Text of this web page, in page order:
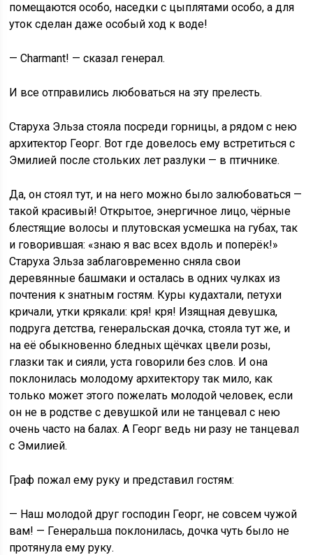
помещаются особо, наседки с цыплятами особо, а для
уток сделан даже особый ход к воде!
— Charmant! — сказал генерал.
И все отправились любоваться на эту прелесть.
Старуха Эльза стояла посреди горницы, а рядом с нею
архитектор Георг. Вот где довелось ему встретиться с
Эмилией после стольких лет разлуки — в птичнике.
Да, он стоял тут, и на него можно было залюбоваться —
такой красивый! Открытое, энергичное лицо, чёрные
блестящие волосы и плутовская усмешка на губах, так
и говорившая: «знаю я вас всех вдоль и поперёк!»
Старуха Эльза заблаговременно сняла свои
деревянные башмаки и осталась в одних чулках из
почтения к знатным гостям. Куры кудахтали, петухи
кричали, утки крякали: кря! кря! Изящная девушка,
подруга детства, генеральская дочка, стояла тут же, и
на её обыкновенно бледных щёчках цвели розы,
глазки так и сияли, уста говорили без слов. И она
поклонилась молодому архитектору так мило, как
только может этого пожелать молодой человек, если
он не в родстве с девушкой или не танцевал с нею
очень часто на балах. А Георг ведь ни разу не танцевал
с Эмилией.
Граф пожал ему руку и представил гостям:
— Наш молодой друг господин Георг, не совсем чужой
вам! — Генеральша поклонилась, дочка чуть было не
протянула ему руку.